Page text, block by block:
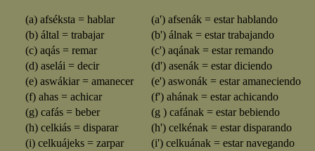
(a) afséksta = hablar
(a') afsenák = estar hablando
(b) által = trabajar
(b') álnak = estar trabajando
(c) aqás = remar
(c') aqának = estar remando
(d) aselái = decir
(d') asenák = estar diciendo
(e) aswákiar = amanecer
(e') aswonák = estar amaneciendo
(f) ahas = achicar
(f') ahának = estar achicando
(g) cafás = beber
(g ) cafának = estar bebiendo
(h) celkiás = disparar
(h') celkénak = estar disparando
(i) celkuájeks = zarpar
(i') celkuának = estar navegando